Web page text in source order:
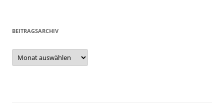
BEITRAGSARCHIV
Beitragsarchiv